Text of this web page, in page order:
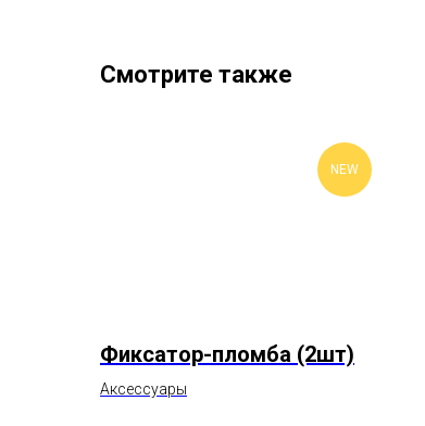
Смотрите также
NEW
Фиксатор-пломба (2шт)
Аксессуары